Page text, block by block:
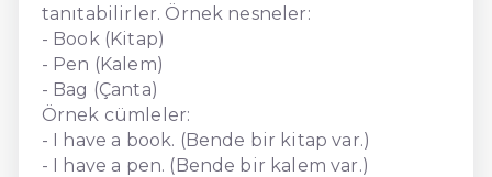
tanıtabilirler. Örnek nesneler:
- Book (Kitap)
- Pen (Kalem)
- Bag (Çanta)
Örnek cümleler:
- I have a book. (Bende bir kitap var.)
- I have a pen. (Bende bir kalem var.)